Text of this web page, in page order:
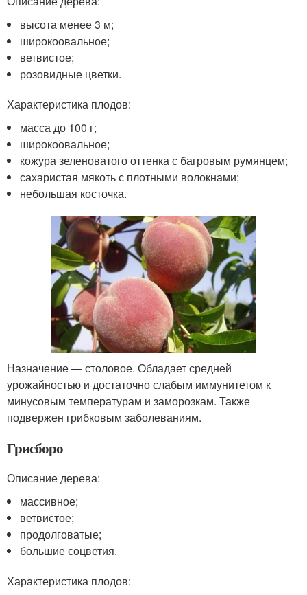
высота менее 3 м;
широкоовальное;
ветвистое;
розовидные цветки.
Характеристика плодов:
масса до 100 г;
широкоовальное;
кожура зеленоватого оттенка с багровым румянцем;
сахаристая мякоть с плотными волокнами;
небольшая косточка.
Назначение — столовое. Обладает средней
урожайностью и достаточно слабым иммунитетом к
минусовым температурам и заморозкам. Также
подвержен грибковым заболеваниям.
Грисборо
Описание дерева:
массивное;
ветвистое;
продолговатые;
большие соцветия.
Характеристика плодов: